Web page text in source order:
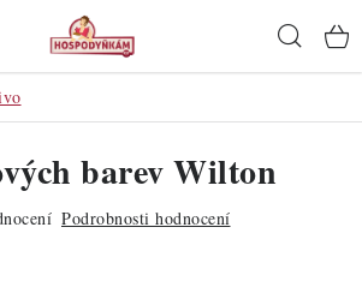
barev Wilton
Podrobnosti hodnocení